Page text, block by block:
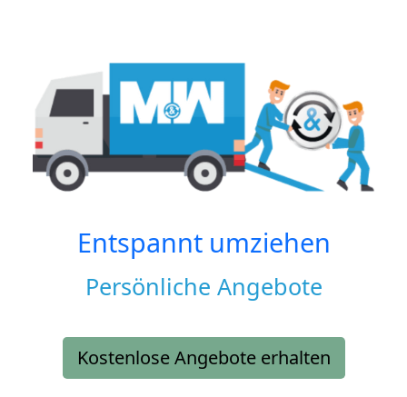
Entspannt umziehen
Persönliche Angebote
Kostenlose Angebote erhalten